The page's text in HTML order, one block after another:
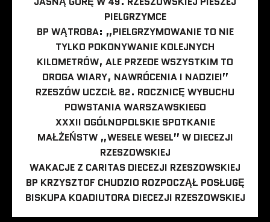
PIELGRZYMCE
BP WĄTROBA: „PIELGRZYMOWANIE TO NIE
TYLKO POKONYWANIE KOLEJNYCH
KILOMETRÓW, ALE PRZEDE WSZYSTKIM TO
DROGA WIARY, NAWRÓCENIA I NADZIEI”
RZESZÓW UCZCIŁ 82. ROCZNICĘ WYBUCHU
POWSTANIA WARSZAWSKIEGO
XXXII OGÓLNOPOLSKIE SPOTKANIE
MAŁŻEŃSTW „WESELE WESEL” W DIECEZJI
RZESZOWSKIEJ
WAKACJE Z CARITAS DIECEZJI RZESZOWSKIEJ
BP KRZYSZTOF CHUDZIO ROZPOCZĄŁ POSŁUGĘ
BISKUPA KOADIUTORA DIECEZJI RZESZOWSKIEJ